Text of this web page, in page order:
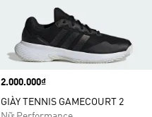
Price
2.000.000₫
GIÀY TENNIS GAMECOURT 2